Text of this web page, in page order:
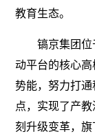
教育生态。
镐京集团
动平台的核心
势能，努力打
点，实现了产
刻升级变革，